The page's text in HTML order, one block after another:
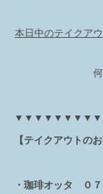
本日中のテイクア
【テイクアウトの
・珈琲オッタ ０